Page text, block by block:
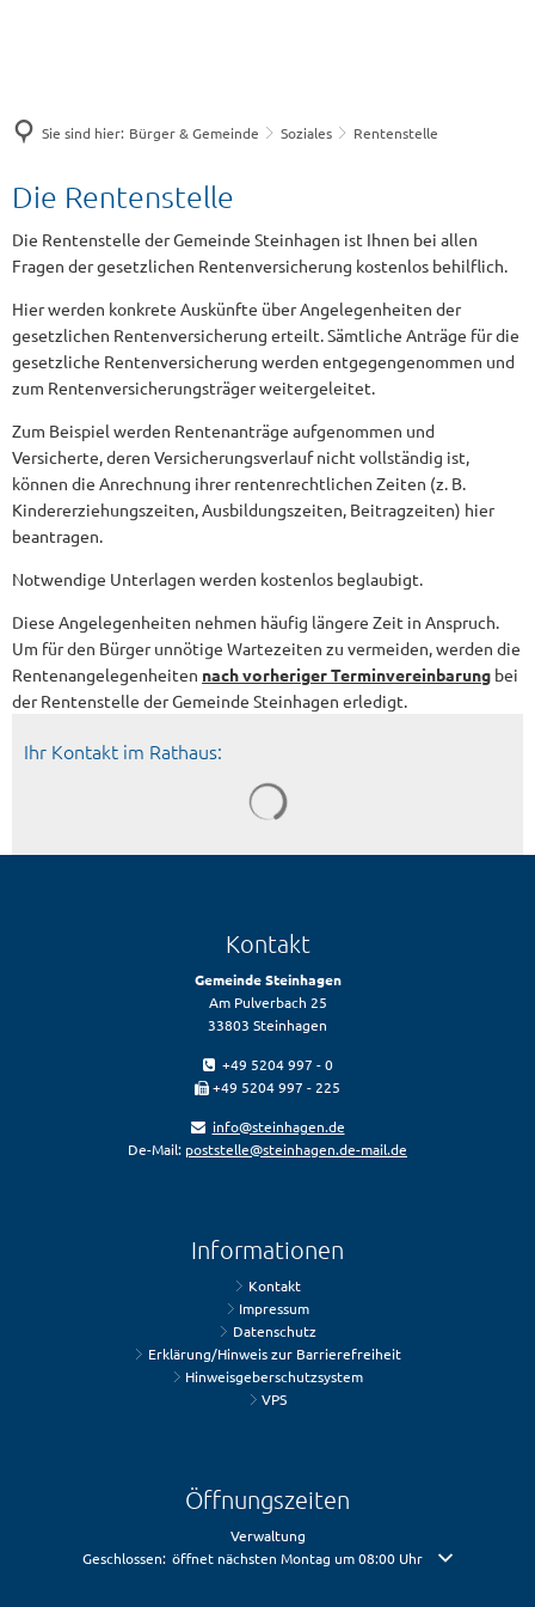
Sie sind hier: Bürger & Gemeinde Soziales Rentenstelle
Rentenstelle
Die Rentenstelle
Die Rentenstelle der Gemeinde Steinhagen ist Ihnen bei allen
Fragen der gesetzlichen Rentenversicherung kostenlos behilflich.
Hier werden konkrete Auskünfte über Angelegenheiten der
gesetzlichen Rentenversicherung erteilt. Sämtliche Anträge für die
gesetzliche Rentenversicherung werden entgegengenommen und
zum Rentenversicherungsträger weitergeleitet.
Zum Beispiel werden Rentenanträge aufgenommen und
Versicherte, deren Versicherungsverlauf nicht vollständig ist,
können die Anrechnung ihrer rentenrechtlichen Zeiten (z. B.
Kindererziehungszeiten, Ausbildungszeiten, Beitragzeiten) hier
beantragen.
Notwendige Unterlagen werden kostenlos beglaubigt.
Diese Angelegenheiten nehmen häufig längere Zeit in Anspruch.
Um für den Bürger unnötige Wartezeiten zu vermeiden, werden die
Rentenangelegenheiten nach vorheriger Terminvereinbarung bei
der Rentenstelle der Gemeinde Steinhagen erledigt.
Ihr Kontakt im Rathaus:
Kontakt
Gemeinde Steinhagen
Am Pulverbach 25
33803 Steinhagen
+49 5204 997 - 0
+49 5204 997 - 225
info@steinhagen.de
De-Mail: poststelle@steinhagen.de-mail.de
Informationen
Kontakt
Impressum
Datenschutz
Erklärung/Hinweis zur Barrierefreiheit
Hinweisgeberschutzsystem
VPS
Öffnungszeiten
Verwaltung
Klicken, um weitere Öffnungs- oder Schließzeiten auszublenden
Geschlossen: öffnet nächsten Montag um 08:00 Uhr